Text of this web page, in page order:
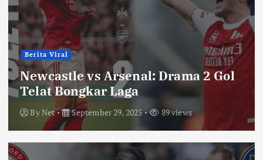
Berita Viral
Newcastle vs Arsenal: Drama 2 Gol
Telat Bongkar Laga
ByNet September 29, 2025 89 views